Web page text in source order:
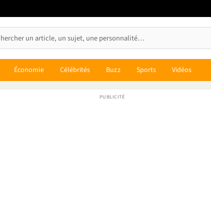
Économie Célébrités Buzz Sports Vidéos